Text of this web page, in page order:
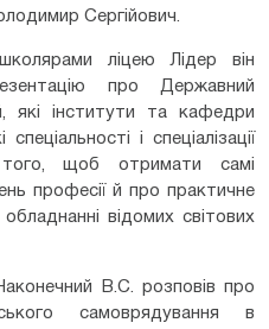
Сергійович.
ліцею Лідер він
про Державний
які інститути та кафедри
і спеціалізації
щоб отримати самі
професії й про практичне
відомих світових
В.С. розповів про
самоврядування в